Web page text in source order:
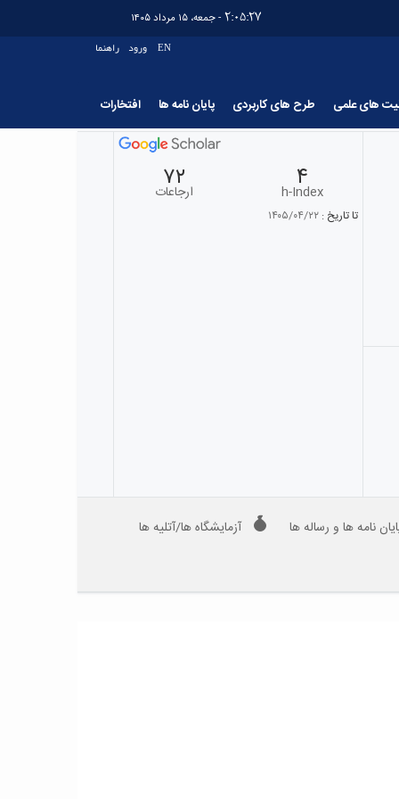
2:05:28 - جمعه، ۱۵ مرداد ۱۴۰۵
EN ورود راهنما
های علمی طرح های کاربردی پایان نامه ها افتخارات
۷۲
ارجاعات ۴
h-Index
تا تاریخ : ۱۴۰۵/۰۴/۲۲
نامه ها و رساله ها آزمایشگاه ها/آتلیه ها